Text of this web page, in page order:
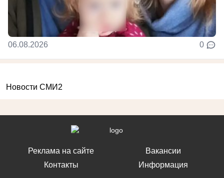
06.08.2026 0
Новости СМИ2
Реклама на сайте
Контакты
Вакансии
Информация